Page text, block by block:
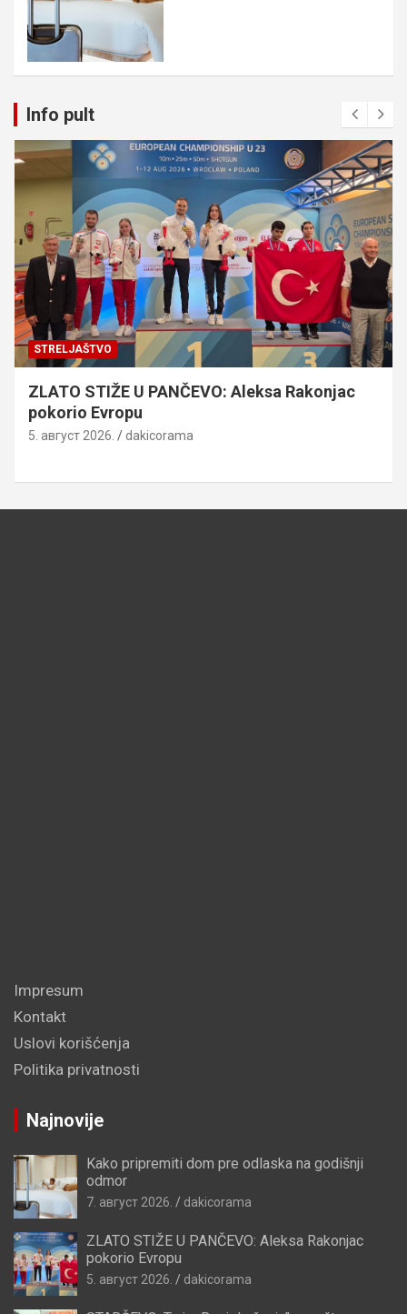
Info pult
STRELJAŠTVO
ZLATO STIŽE U PANČEVO: Aleksa Rakonjac
pokorio Evropu
5. август 2026. dakicorama
Impresum
Kontakt
Uslovi korišćenja
Politika privatnosti
Najnovije
Kako pripremiti dom pre odlaska na godišnji
odmor
7. август 2026. dakicorama
ZLATO STIŽE U PANČEVO: Aleksa Rakonjac
pokorio Evropu
5. август 2026. dakicorama